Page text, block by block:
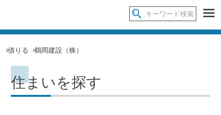
借りる 鶴岡建設（株）
住まいを探す